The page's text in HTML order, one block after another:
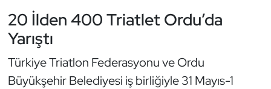
20 İlden 400 Triatlet Ordu’da
Yarıştı
Türkiye Triatlon Federasyonu ve Ordu
Büyükşehir Belediyesi iş birliğiyle 31 Mayıs-1
Hava Sporları
Hentbol
İşitme Engelli Sporcular